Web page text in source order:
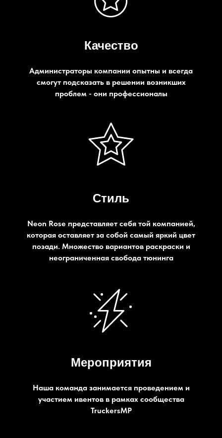
Качество
Администраторы компании опытны и всегда
смогут подсказать в решении возникших
проблем - они профессионалы
Стиль
Neon Rose представляет себя той компанией,
которая оставляет за собой самый яркий цвет
позади. Множество вариантов раскраски и
неограниченная свобода тюнинга
Мероприятия
Наша команда занимается проведением и
участием ивентов в рамках сообщества
TruckersMP